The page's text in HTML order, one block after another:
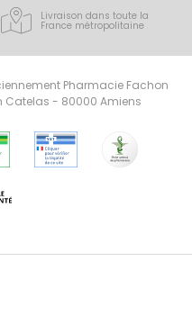
Livraison dans toute la
France métropolitaine
Pharmacie Fachon
Catelas - 80000 Amiens